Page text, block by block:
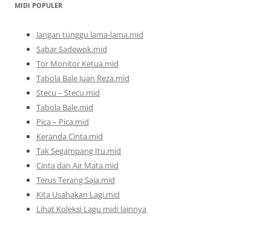
MIDI POPULER
Jangan tunggu lama-lama.mid
Sabar Sadewok.mid
Tor Monitor Ketua.mid
Tabola Bale Juan Reza.mid
Stecu – Stecu.mid
Tabola Bale.mid
Pica – Pica.mid
Keranda Cinta.mid
Tak Segampang Itu.mid
Cinta dan Air Mata.mid
Terus Terang Saja.mid
Kita Usahakan Lagi.mid
Lihat Koleksi Lagu midi lainnya